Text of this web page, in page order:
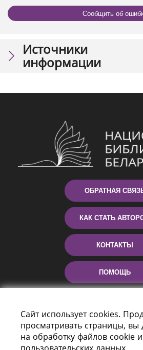
Сообщить об
Источники
информации
ОБРАТНАЯ
КАК СТАТЬ
КОНТАКТЫ
ПОМОЩЬ
Сайт использует cookies.
просматривать страницы, вы
на обработку файлов cookie и